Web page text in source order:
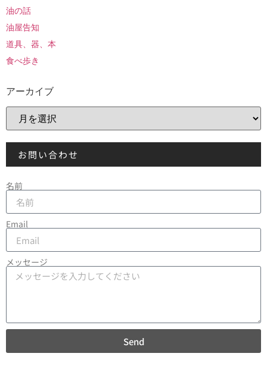
油の話
油屋告知
道具、器、本
食べ歩き
アーカイブ
お問い合わせ
名前
Email
メッセージ
Send